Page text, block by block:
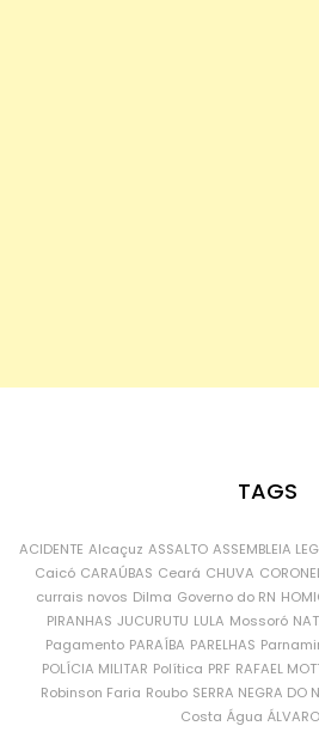
TAGS
ACIDENTE Alcaçuz ASSALTO ASSEMBLEIA
Caicó CARAÚBAS Ceará CHUVA
currais novos Dilma Governo do RN
PIRANHAS JUCURUTU LULA Mossoró
Pagamento PARAÍBA PARELHAS
POLÍCIA MILITAR Política PRF RAFAEL
Robinson Faria Roubo SERRA NEGRA DO
Costa Água